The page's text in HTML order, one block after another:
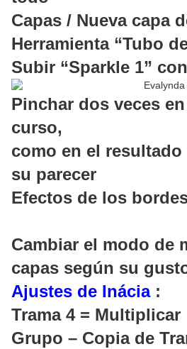
Capas / Nueva capa
Herramienta “Tubo
Subir “Sparkle 1”
Pinchar dos veces
curso,
como en el
su parecer
Efectos de los
Cambiar el modo de
capas según su
Ajustes de Inácia:
Trama 4 = Multiplicar
Grupo – Copia de